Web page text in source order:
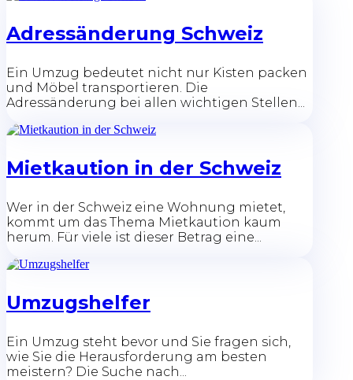
Adressänderung Schweiz
Ein Umzug bedeutet nicht nur Kisten packen
und Möbel transportieren. Die
Adressänderung bei allen wichtigen Stellen...
Mietkaution in der Schweiz
Wer in der Schweiz eine Wohnung mietet,
kommt um das Thema Mietkaution kaum
herum. Für viele ist dieser Betrag eine...
Umzugshelfer
Ein Umzug steht bevor und Sie fragen sich,
wie Sie die Herausforderung am besten
meistern? Die Suche nach...